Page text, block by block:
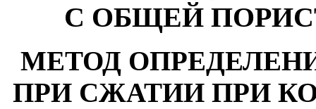
С ОБЩЕЙ
МЕТОД
ПРИ СЖАТИИ ПРИ